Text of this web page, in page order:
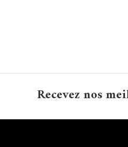
Recevez nos